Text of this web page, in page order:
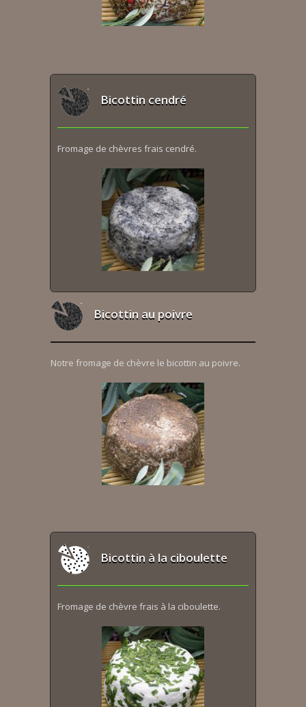
Bicottin cendré
Fromage de chèvres frais cendré.
Bicottin au poivre
Notre fromage de chèvre le bicottin au poivre.
Bicottin à la ciboulette
Fromage de chèvre frais à la ciboulette.